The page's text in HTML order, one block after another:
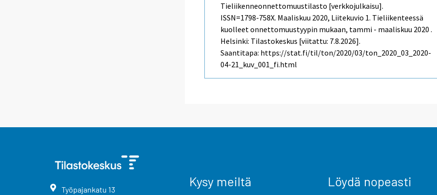
Tieliikenneonnettomuustilasto [verkkojulkaisu].
ISSN=1798-758X. Maaliskuu 2020, Liitekuvio 1. Tieliikenteessä
kuolleet onnettomuustyypin mukaan, tammi - maaliskuu 2020 .
Helsinki: Tilastokeskus [viitattu: 7.8.2026].
Saantitapa: https://stat.fi/til/ton/2020/03/ton_2020_03_2020-
04-21_kuv_001_fi.html
Työpajankatu 13
Kysy meiltä Löydä nopeasti